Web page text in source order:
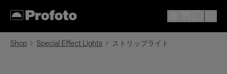
Shop Special Effect Lights ストリップライト